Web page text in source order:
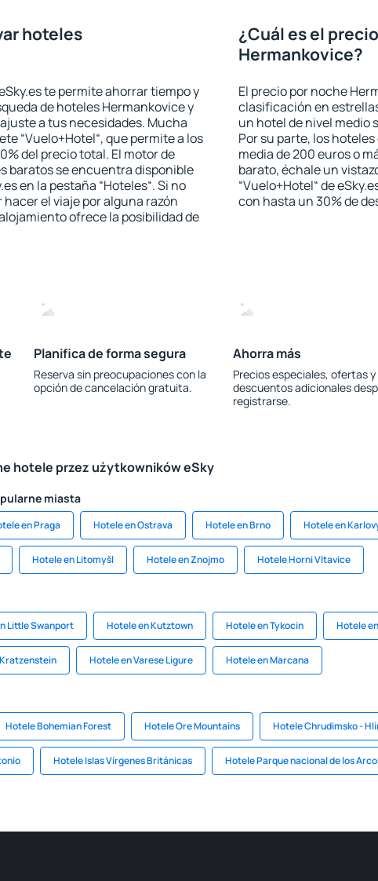
hoteles
te permite ahorrar tiempo y
de hoteles Hermankovice y
a tus necesidades. Mucha
“Vuelo+Hotel“, que permite a los
del precio total. El motor de
baratos se encuentra disponible
en la pestaña “Hoteles“. Si no
el viaje por alguna razón
ofrece la posibilidad de
¿Cuál es el
Hermankovice?
El precio por noche
clasificación en
un hotel de nivel medio
Por su parte, los
media de 200 euros o
barato, échale un
“Vuelo+Hotel“ de
con hasta un 30% de
Planifica de forma segura
Reserva sin preocupaciones con la
opción de cancelación gratuita.
Ahorra más
Precios especiales, ofertas y
descuentos adicionales
registrarse.
hotele przez użytkowników eSky
miasta
en Praga Hotele en Ostrava Hotele en Brno Hotele en
Hotele en Litomyšl Hotele en Znojmo Hotele Horni Vltavice
Little Swanport Hotele en Kutztown Hotele en Tykocin Hotele
Hotele en Varese Ligure Hotele en Marcana
Hotele Bohemian Forest Hotele Ore Mountains Hotele Chrudimsko -
Hotele Islas Vírgenes Británicas Hotele Parque nacional de los